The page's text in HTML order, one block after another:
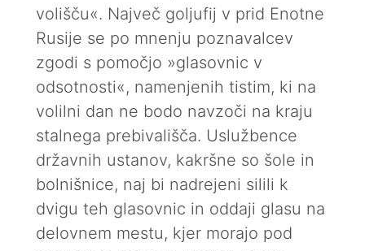
volišču«. Največ goljufij v prid Enotne
Rusije se po mnenju poznavalcev
zgodi s pomočjo »glasovnic v
odsotnosti«, namenjenih tistim, ki na
volilni dan ne bodo navzoči na kraju
stalnega prebivališča. Uslužbence
državnih ustanov, kakršne so šole in
bolnišnice, naj bi nadrejeni silili k
dvigu teh glasovnic in oddaji glasu na
delovnem mestu, kjer morajo pod